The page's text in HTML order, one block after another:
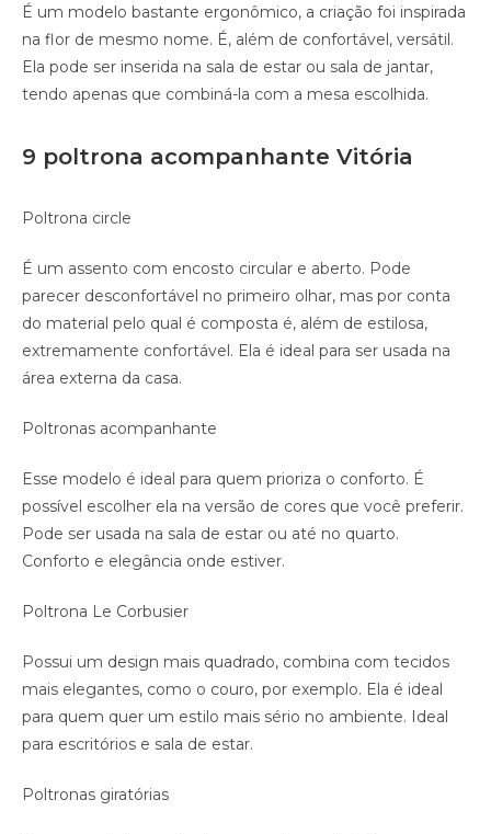
É um modelo bastante ergonômico, a criação foi inspirada
na flor de mesmo nome. É, além de confortável, versátil.
Ela pode ser inserida na sala de estar ou sala de jantar,
tendo apenas que combiná-la com a mesa escolhida.
9 poltrona acompanhante Vitória
Poltrona circle
É um assento com encosto circular e aberto. Pode
parecer desconfortável no primeiro olhar, mas por conta
do material pelo qual é composta é, além de estilosa,
extremamente confortável. Ela é ideal para ser usada na
área externa da casa.
Poltronas acompanhante
Esse modelo é ideal para quem prioriza o conforto. É
possível escolher ela na versão de cores que você preferir.
Pode ser usada na sala de estar ou até no quarto.
Conforto e elegância onde estiver.
Poltrona Le Corbusier
Possui um design mais quadrado, combina com tecidos
mais elegantes, como o couro, por exemplo. Ela é ideal
para quem quer um estilo mais sério no ambiente. Ideal
para escritórios e sala de estar.
Poltronas giratórias